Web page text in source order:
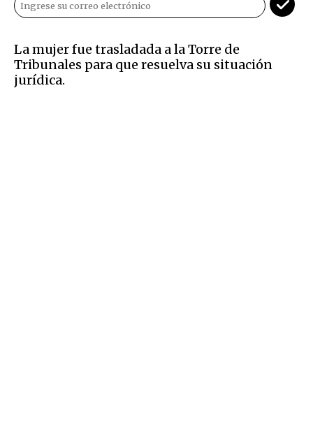
La mujer fue trasladada a la Torre de
Tribunales para que resuelva su situación
jurídica.